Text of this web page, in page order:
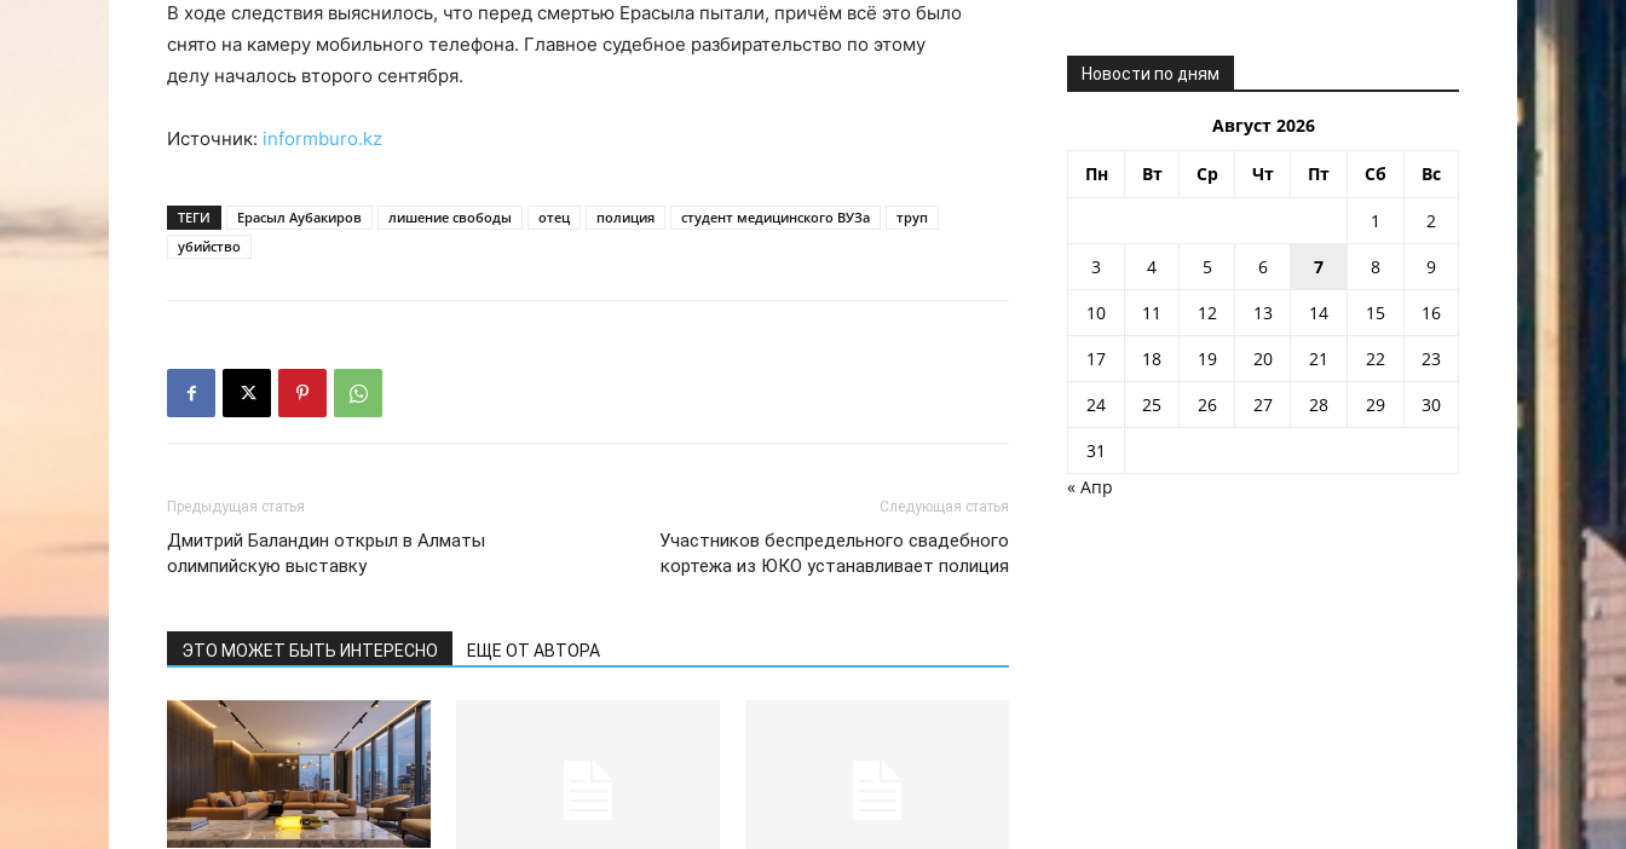
В ходе следствия выяснилось, что перед смертью Ерасыла пытали, причём всё это было
снято на камеру мобильного телефона. Главное судебное разбирательство по этому
делу началось второго сентября.
Источник: informburo.kz
ТЕГИ Ерасыл Аубакиров лишение свободы отец полиция студент медицинского ВУЗа
труп
убийство
Предыдущая статья
Дмитрий Баландин открыл в Алматы
олимпийскую выставку
Следующая статья
Участников беспредельного свадебного
кортежа из ЮКО устанавливает полиция
ЭТО МОЖЕТ БЫТЬ ИНТЕРЕСНО ЕЩЕ ОТ АВТОРА
Новости по дням
Август 2026
Пн Вт Ср Чт Пт Сб Вс
1
2
3
4 5 6 7 8
9
10
11 12 13 14 15
16
17
18 19 20 21 22
23
24
25 26 27 28 29
30
31
« Апр